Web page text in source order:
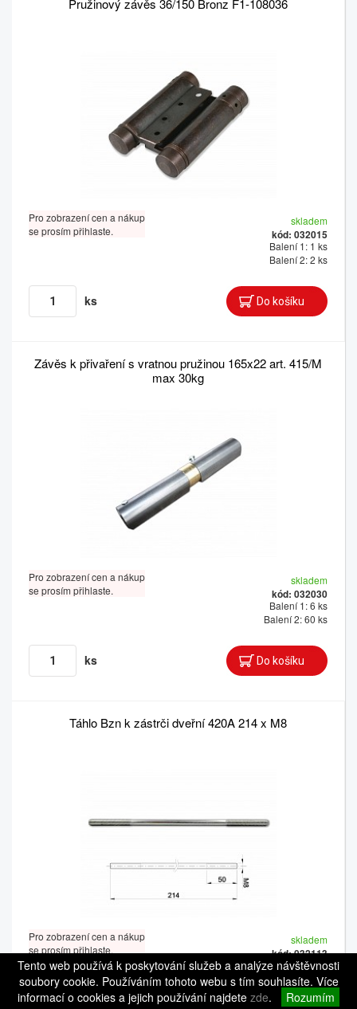
Pružinový závěs 36/150 Bronz F1-108036
Pro zobrazení cen a nákup
se prosím přihlaste.
skladem
kód: 032015
Balení 1: 1 ks
Balení 2: 2 ks
ks
Závěs k přivaření s vratnou pružinou 165x22 art. 415/M
max 30kg
Pro zobrazení cen a nákup
se prosím přihlaste.
skladem
kód: 032030
Balení 1: 6 ks
Balení 2: 60 ks
ks
Táhlo Bzn k zástrči dveřní 420A 214 x M8
Pro zobrazení cen a nákup
se prosím přihlaste.
skladem
kód: 032113
Balení 1: 1 ks
Balení 2: 50 ks
Tento web používá k poskytování služeb a analýze návštěvnosti
soubory cookie. Používáním tohoto webu s tím souhlasíte. Více
informací o cookies a jejich používání najdete zde. Rozumím